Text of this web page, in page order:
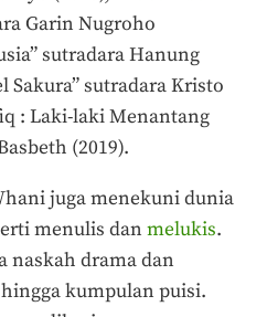
Garin Nugroho
sutradara Hanung
Sakura” sutradara Kristo
: Laki-laki Menantang
(2019).
juga menekuni dunia
menulis dan melukis.
naskah drama dan
kumpulan puisi.